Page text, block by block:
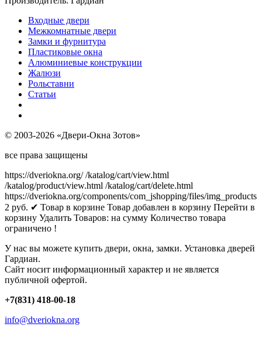
Входные двери
Межкомнатные двери
Замки и фурнитура
Пластиковые окна
Алюминиевые конструкции
Жалюзи
Рольставни
Статьи
© 2003-2026 «Двери-Окна Зотов»
все права защищены
https://dveriokna.org/ /katalog/cart/view.html
/katalog/product/view.html /katalog/cart/delete.html
https://dveriokna.org/components/com_jshopping/files/img_products
2 руб. ✔ Товар в корзине Товар добавлен в корзину Перейти в
корзину Удалить Товаров: на сумму Количество товара
ограничено !
У нас вы можете купить двери, окна, замки. Установка дверей
Гардиан.
Сайт носит информационный характер и не является
публичной офертой.
+7(831) 418-00-18
info@dveriokna.org